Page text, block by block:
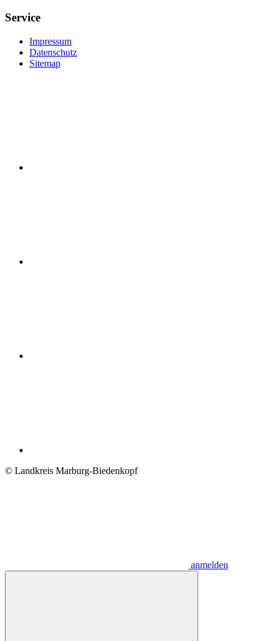
Service
Impressum
Datenschutz
Sitemap
© Landkreis Marburg-Biedenkopf
anmelden